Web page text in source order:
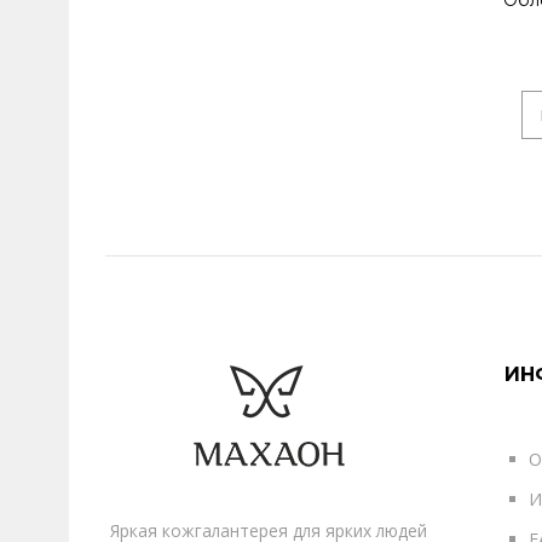
Яркая кожгалантерея для ярких людей